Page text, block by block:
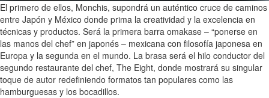
El primero de ellos, Monchis, supondrá un auténtico cruce de caminos
entre Japón y México donde prima la creatividad y la excelencia en
técnicas y productos. Será la primera barra omakase – “ponerse en
las manos del chef” en japonés – mexicana con filosofía japonesa en
Europa y la segunda en el mundo. La brasa será el hilo conductor del
segundo restaurante del chef, The Eight, donde mostrará su singular
toque de autor redefiniendo formatos tan populares como las
hamburguesas y los bocadillos.